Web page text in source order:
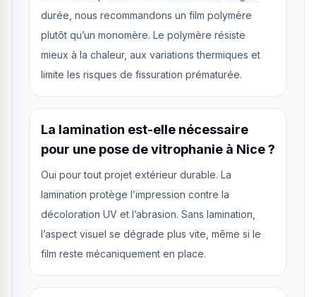
durée, nous recommandons un film polymère
plutôt qu’un monomère. Le polymère résiste
mieux à la chaleur, aux variations thermiques et
limite les risques de fissuration prématurée.
La lamination est-elle nécessaire
pour une pose de vitrophanie à Nice ?
Oui pour tout projet extérieur durable. La
lamination protège l’impression contre la
décoloration UV et l’abrasion. Sans lamination,
l’aspect visuel se dégrade plus vite, même si le
film reste mécaniquement en place.